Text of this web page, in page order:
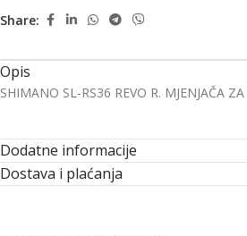
Share:
Opis
SHIMANO SL-RS36 REVO R. MJENJAČA
Dodatne informacije
Dostava i plaćanja